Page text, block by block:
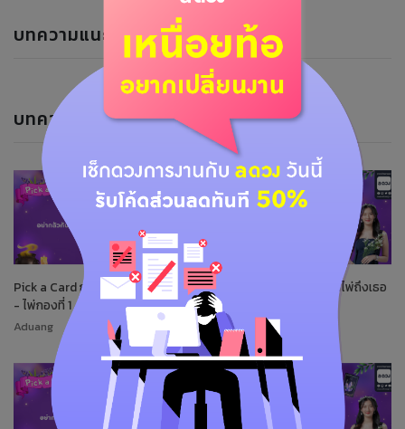
บทความแนะนำ
บทความของนักพยากรณ์
Pick a Card กำลังใจจากไพ่ถึงเธอ
- ไพ่กองที่ 1
Aduang
Pick a Card กำลังใจจากไพ่ถึงเธอ
- ไพ่กองที่ 2
Aduang